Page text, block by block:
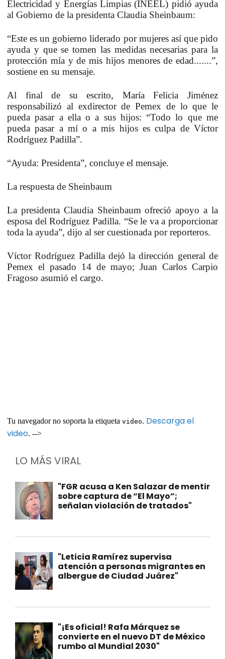
Electricidad y Energías Limpias (INEEL) pidió ayuda
al Gobierno de la presidenta Claudia Sheinbaum:
“Este es un gobierno liderado por mujeres así que pido
ayuda y que se tomen las medidas necesarias para la
protección mía y de mis hijos menores de edad.......”,
sostiene en su mensaje.
Al final de su escrito, María Felicia Jiménez
responsabilizó al exdirector de Pemex de lo que le
pueda pasar a ella o a sus hijos: “Todo lo que me
pueda pasar a mí o a mis hijos es culpa de Víctor
Rodríguez Padilla”.
“Ayuda: Presidenta”, concluye el mensaje.
La respuesta de Sheinbaum
La presidenta Claudia Sheinbaum ofreció apoyo a la
esposa del Rodríguez Padilla. “Se le va a proporcionar
toda la ayuda”, dijo al ser cuestionada por reporteros.
Víctor Rodríguez Padilla dejó la dirección general de
Pemex el pasado 14 de mayo; Juan Carlos Carpio
Fragoso asumió el cargo.
Tu navegador no soporta la etiqueta video. Descarga el
video. -->
LO MÁS VIRAL
"FGR acusa a Ken Salazar de mentir
sobre captura de “El Mayo”;
señalan violación de tratados"
"Leticia Ramírez supervisa
atención a personas migrantes en
albergue de Ciudad Juárez"
"¡Es oficial! Rafa Márquez se
convierte en el nuevo DT de México
rumbo al Mundial 2030"